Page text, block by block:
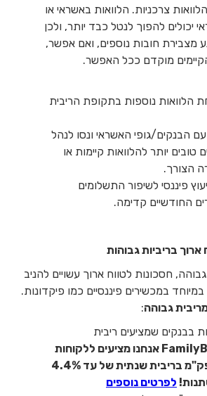
צרכניות. הלוואות באשראי או
יכולים להפוך לנטל כבד יותר, ולכן
מצבירת חובות נוספים, ואם אפשר,
מוקדם ככל האפשר.
הלוואות נוספות בתקופת הריבית
הבנקים/גופי האשראי ונסו לנהל
טובים יותר להלוואות קיימות או
הצורך.
פיננסי לשיפור התשלומים
החודשיים קדימה.
חסכונות לטווח ארוך עשויים להניב
במכשירים פיננסיים כמו פיקדונות.
גבוהה:
בבנקים שמציעים ריבית
ב- FamilyBiz אנחנו מציעים ללקוחות
שלנו פקדון פק"מ בריבית שנתית של עד 4.4%
לפרטים נוספים